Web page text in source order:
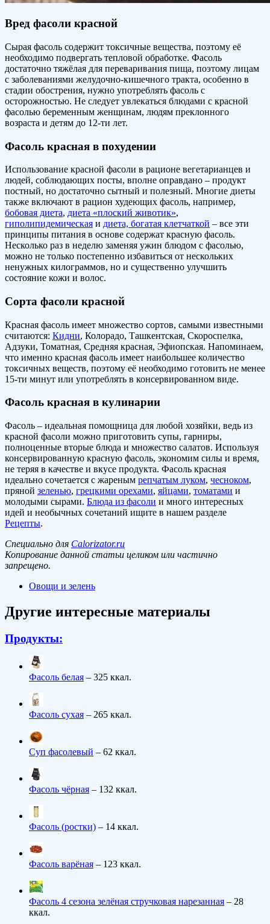
Вред фасоли красной
Сырая фасоль содержит токсичные вещества, поэтому её
необходимо подвергать тепловой обработке. Фасоль
достаточно тяжёлая для переваривания пища, поэтому лицам
с заболеваниями желудочно-кишечного тракта, особенно в
стадии обострения, нужно употреблять фасоль с
осторожностью. Не следует увлекаться блюдами с красной
фасолью беременным женщинам, людям преклонного
возраста и детям до 12-ти лет.
Фасоль красная в похудении
Использование красной фасоли в рационе вегетарианцев и
людей, соблюдающих посты, вполне оправдано – продукт
постный, но достаточно сытный и полезный. Многие диеты
также включают в рацион худеющих фасоль, например,
бобовая диета, диета «плоский животик»,
гиполипидемическая и диета, богатая клетчаткой – все эти
принципы питания в основе содержат красную фасоль.
Несколько раз в неделю заменяя ужин блюдом с фасолью,
можно не только постепенно избавиться от нескольких
ненужных килограммов, но и существенно улучшить
состояние кожи и волос.
Сорта фасоли красной
Красная фасоль имеет множество сортов, самыми известными
считаются: Кидни, Колорадо, Ташкентская, Скороспелка,
Адзуки, Томатная, Средняя красная, Эфиопская. Напоминаем,
что именно красная фасоль имеет наибольшее количество
токсичных веществ, поэтому её необходимо готовить не менее
15-ти минут или употреблять в консервированном виде.
Фасоль красная в кулинарии
Фасоль – идеальная помощница для любой хозяйки, ведь из
красной фасоли можно приготовить супы, гарниры,
полноценные вторые блюда и множество салатов. Используя
консервированную красную фасоль, экономим силы и время,
не теряя в качестве и вкусе продукта. Фасоль красная
идеально сочетается с жареным репчатым луком, чесноком,
пряной зеленью, грецкими орехами, яйцами, томатами и
молодыми сырами. Блюда из фасоли и много интересных
идей и необычных сочетаний ищите в нашем разделе
Рецепты.
Специально для Calorizator.ru
Копирование данной статьи целиком или частично
запрещено.
Овощи и зелень
Другие интересные материалы
Продукты:
Фасоль белая – 325 ккал.
Фасоль сухая – 265 ккал.
Суп фасолевый – 62 ккал.
Фасоль чёрная – 132 ккал.
Фасоль (ростки) – 14 ккал.
Фасоль варёная – 123 ккал.
Фасоль 4 сезона зелёная стручковая нарезанная – 28
ккал.